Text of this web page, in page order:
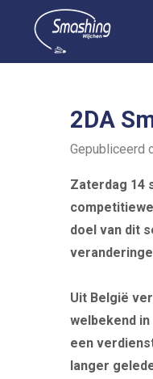
direct
naar
hoofdinhoud2DA
Gepubliceerd
Zaterdag 14
doel van dit
Uit België
welbekend
een
langer